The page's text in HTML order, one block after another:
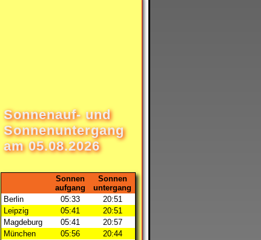
Sonnenauf- und
Sonnenuntergang
am05.08.2026
Sonnen
aufgang
Sonnen
untergang
Berlin
05:33
20:51
Leipzig
05:41
20:51
Magdeburg
05:41
20:57
München
05:56
20:44